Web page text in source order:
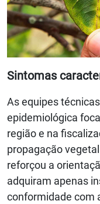
Sintomas
As equipes
epidemiológica
região e na
propagação
reforçou a
adquiram apenas
conformidade com